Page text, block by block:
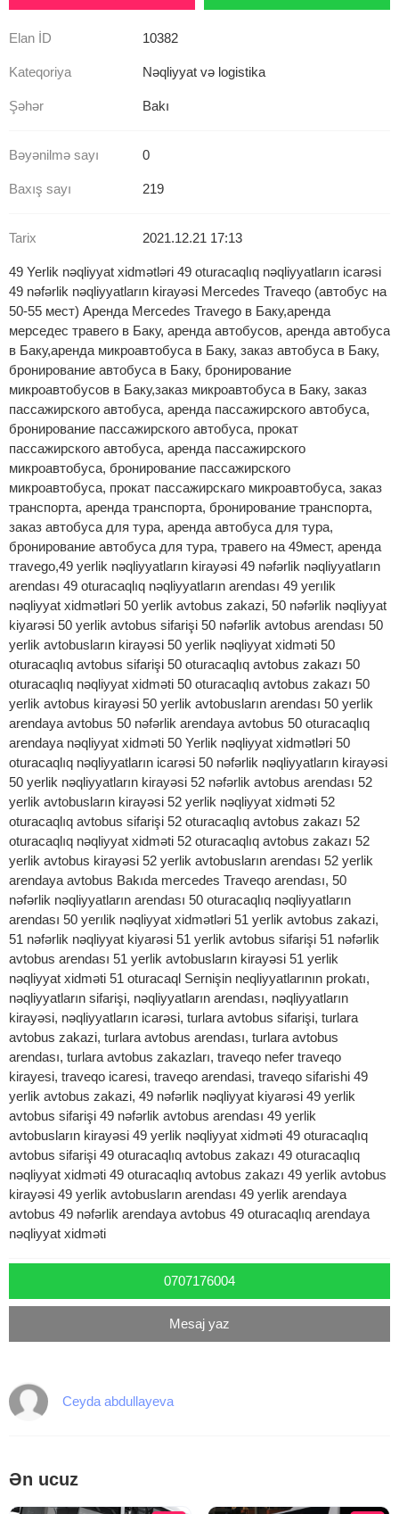
Elan İD 10382
Kateqoriya Nəqliyyat və logistika
Şəhər Bakı
Bəyənilmə sayı 0
Baxış sayı 219
Tarix 2021.12.21 17:13
49 Yerlik nəqliyyat xidmətləri 49 oturacaqlıq nəqliyyatların icarəsi
49 nəfərlik nəqliyyatların kirayəsi Mercedes Traveqo (автобус на
50-55 мест) Аренда Mercedes Travego в Баку,аренда
мерседес травего в Баку, аренда автобусов, аренда автобуса
в Баку,аренда микроавтобуса в Баку, заказ автобуса в Баку,
бронирование автобуса в Баку, бронирование
микроавтобусов в Баку,заказ микроавтобуса в Баку, заказ
пассажирского автобуса, аренда пассажирского автобуса,
бронирование пассажирского автобуса, прокат
пассажирского автобуса, аренда пассажирского
микроавтобуса, бронирование пассажирского
микроавтобуса, прокат пассажирскаго микроавтобуса, заказ
транспорта, аренда транспорта, бронирование транспорта,
заказ автобуса для тура, аренда автобуса для тура,
бронирование автобуса для тура, травего на 49мест, аренда
тravego,49 yerlik nəqliyyatların kirayəsi 49 nəfərlik nəqliyyatların
arendası 49 oturacaqlıq nəqliyyatların arendası 49 yerılik
nəqliyyat xidmətləri 50 yerlik avtobus zakazi, 50 nəfərlik nəqliyyat
kiyarəsi 50 yerlik avtobus sifarişi 50 nəfərlik avtobus arendası 50
yerlik avtobusların kirayəsi 50 yerlik nəqliyyat xidməti 50
oturacaqlıq avtobus sifarişi 50 oturacaqlıq avtobus zakazı 50
oturacaqlıq nəqliyyat xidməti 50 oturacaqlıq avtobus zakazı 50
yerlik avtobus kirayəsi 50 yerlik avtobusların arendası 50 yerlik
arendaya avtobus 50 nəfərlik arendaya avtobus 50 oturacaqlıq
arendaya nəqliyyat xidməti 50 Yerlik nəqliyyat xidmətləri 50
oturacaqlıq nəqliyyatların icarəsi 50 nəfərlik nəqliyyatların kirayəsi
50 yerlik nəqliyyatların kirayəsi 52 nəfərlik avtobus arendası 52
yerlik avtobusların kirayəsi 52 yerlik nəqliyyat xidməti 52
oturacaqlıq avtobus sifarişi 52 oturacaqlıq avtobus zakazı 52
oturacaqlıq nəqliyyat xidməti 52 oturacaqlıq avtobus zakazı 52
yerlik avtobus kirayəsi 52 yerlik avtobusların arendası 52 yerlik
arendaya avtobus Вakıda mercedes Traveqo arendası, 50
nəfərlik nəqliyyatların arendası 50 oturacaqlıq nəqliyyatların
arendası 50 yerılik nəqliyyat xidmətləri 51 yerlik avtobus zakazi,
51 nəfərlik nəqliyyat kiyarəsi 51 yerlik avtobus sifarişi 51 nəfərlik
avtobus arendası 51 yerlik avtobusların kirayəsi 51 yerlik
nəqliyyat xidməti 51 oturacaql Sernişin neqliyyatlarının prokatı,
nəqliyyatların sifarişi, nəqliyyatların arendası, nəqliyyatların
kirayəsi, nəqliyyatların icarəsi, turlara avtobus sifarişi, turlara
avtobus zakazi, turlara avtobus arendası, turlara avtobus
arendası, turlara avtobus zakazları, traveqo nefer traveqo
kirayesi, traveqo icaresi, traveqo arendasi, traveqo sifarishi 49
yerlik avtobus zakazi, 49 nəfərlik nəqliyyat kiyarəsi 49 yerlik
avtobus sifarişi 49 nəfərlik avtobus arendası 49 yerlik
avtobusların kirayəsi 49 yerlik nəqliyyat xidməti 49 oturacaqlıq
avtobus sifarişi 49 oturacaqlıq avtobus zakazı 49 oturacaqlıq
nəqliyyat xidməti 49 oturacaqlıq avtobus zakazı 49 yerlik avtobus
kirayəsi 49 yerlik avtobusların arendası 49 yerlik arendaya
avtobus 49 nəfərlik arendaya avtobus 49 oturacaqlıq arendaya
nəqliyyat xidməti
0707176004
Mesaj yaz
Ceyda abdullayeva
Ən ucuz